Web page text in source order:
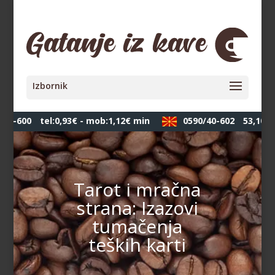
600 tel:0,93€ - mob:1,12€ min 0590/40-602 53,10
Tarot i mračna
strana: Izazovi
tumačenja
teških karti